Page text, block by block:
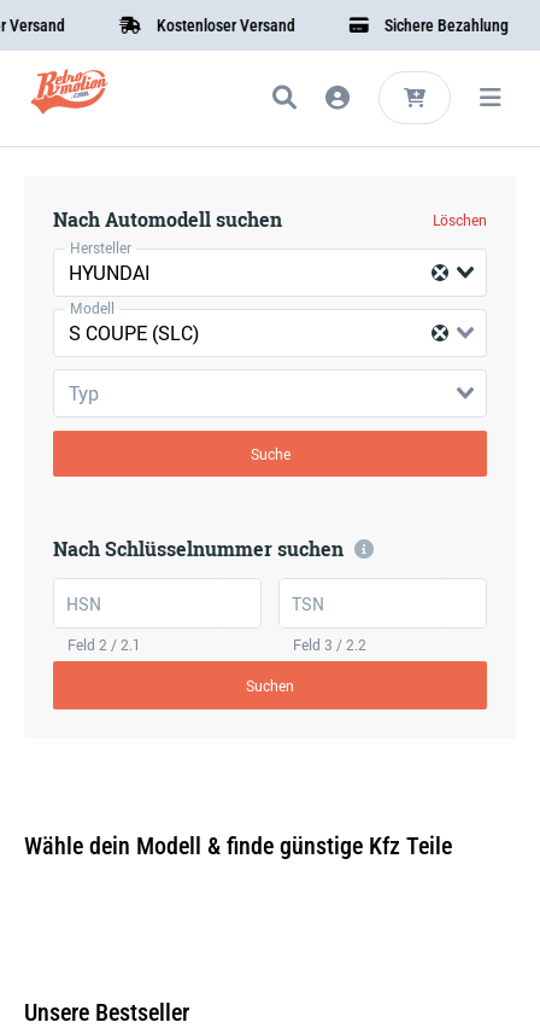
Kostenloser Versand Sichere Bezahlung
Nach Automodell suchen
Löschen
Hersteller
HYUNDAI
Modell
S COUPE (SLC)
Typ
Suche
Nach Schlüsselnummer suchen
HSN
Feld 2 / 2.1
TSN
Feld 3 / 2.2
Suchen
Wähle dein Modell & finde günstige Kfz Teile
Unsere Bestseller